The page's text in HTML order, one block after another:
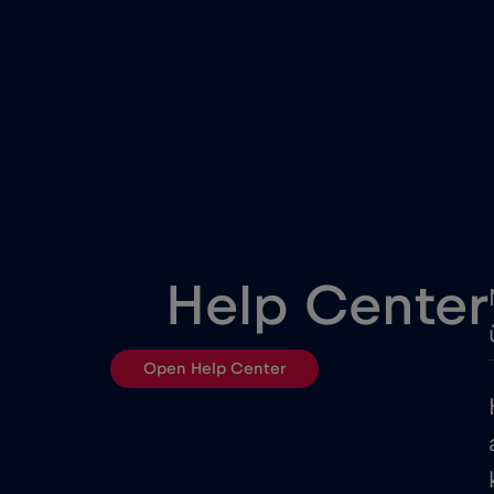
Észtország
Help Center
Open Help Center